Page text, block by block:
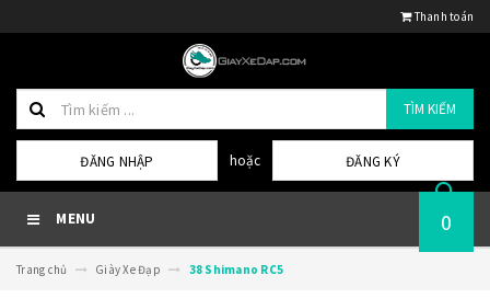
Thanh toán
TÌM KIẾM
ĐĂNG NHẬP hoặc ĐĂNG KÝ
MENU 0
Trang chủ Giày Xe Đạp 38 Shimano RC5